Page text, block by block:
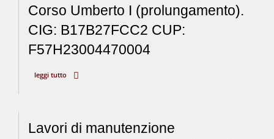
Corso Umberto I (prolungamento).
CIG: B17B27FCC2 CUP:
F57H23004470004
leggi tutto
Lavori di manutenzione